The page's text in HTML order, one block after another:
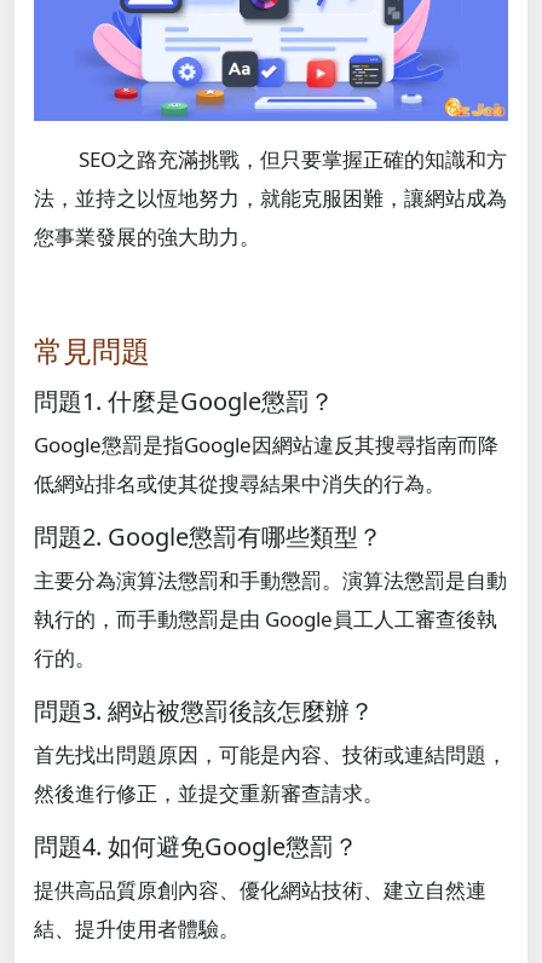
SEO之路充滿挑戰，但只要掌握正確的知識和方
法，並持之以恆地努力，就能克服困難，讓網站成為
您事業發展的強大助力。
常見問題
問題1. 什麼是Google懲罰？
Google懲罰是指Google因網站違反其搜尋指南而降
低網站排名或使其從搜尋結果中消失的行為。
問題2. Google懲罰有哪些類型？
主要分為演算法懲罰和手動懲罰。演算法懲罰是自動
執行的，而手動懲罰是由 Google員工人工審查後執
行的。
問題3. 網站被懲罰後該怎麼辦？
首先找出問題原因，可能是內容、技術或連結問題，
然後進行修正，並提交重新審查請求。
問題4. 如何避免Google懲罰？
提供高品質原創內容、優化網站技術、建立自然連
結、提升使用者體驗。